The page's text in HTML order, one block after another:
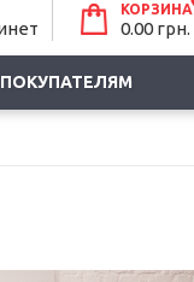
КОРЗИНА
0.00 грн.